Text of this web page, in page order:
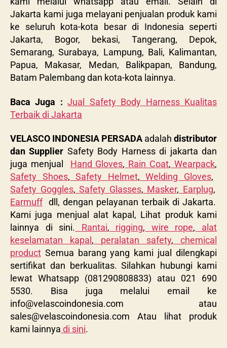
Jakarta kami juga melayani penjualan produk kami
ke seluruh kota-kota besar di Indonesia seperti
Jakarta, Bogor, bekasi, Tangerang, Depok,
Semarang, Surabaya, Lampung, Bali, Kalimantan,
Papua, Makasar, Medan, Balikpapan, Bandung,
Batam Palembang dan kota-kota lainnya.
Baca Juga : Jual Safety Body Harness Kualitas
Terbaik di Jakarta
VELASCO INDONESIA PERSADA adalah distributor
dan Supplier Safety Body Harness di jakarta dan
juga menjual Hand Gloves, Rain Coat, Wearpack,
Safety Shoes, Safety Helmet, Welding Gloves,
Safety Goggles, Safety Glasses, Masker, Earplug,
Earmuffdll, dengan pelayanan terbaik di Jakarta.
Kami juga menjual alat kapal, Lihat produk kami
lainnya di sini.
Rantai, rigging, wire rope,
alat
keselamatan kapal , peralatan safety,
chemical
product Semua barang yang kami jual dilengkapi
sertifikat dan berkualitas. Silahkan hubungi kami
lewat Whatsapp (081290808833) atau 021 690
5530. Bisa juga melalui email ke
info@velascoindonesia.com atau
sales@velascoindonesia.com Atau lihat produk
kami lainnya di sini.